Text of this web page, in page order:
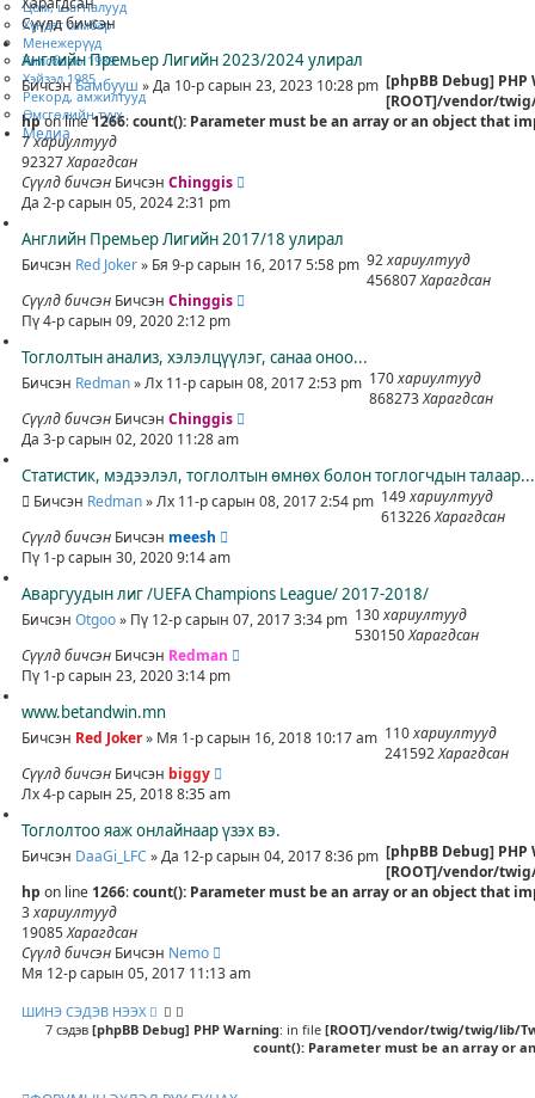
Цом, шагналууд
Хүндэт самбар
Менежерүүд
Хилсборо 1989
Хэйзэл 1985
Рекорд, амжилтууд
Өмсгөлийн түүх
Медиа
н
х
а
л
Сүүлд бичсэн
Английн Премьер Лигийн 2023/2024 улирал
БичсэнБамбууш » Да 10-р сарын 23, 2023 10:28 pm [phpBB Debug] PHP
[ROOT]/vendor/
hpon line1266:count(): Parameter must be an array or an object that
7хариултууд
92327Харагдсан
Сүүлд бичсэн Бичсэн Chinggis
Да 2-р сарын 05, 2024 2:31 pm
Английн Премьер Лигийн 2017/18 улирал
Бичсэн Red Joker» Бя 9-р сарын 16, 2017 5:58 pm 92хариултууд
456807Харагдсан
Сүүлд бичсэн Бичсэн Chinggis
Пү 4-р сарын 09, 2020 2:12 pm
Тоглолтын анализ, хэлэлцүүлэг, санаа оноо...
Бичсэн Redman» Лх 11-р сарын 08, 2017 2:53 pm 170хариултууд
868273Харагдсан
Сүүлд бичсэн Бичсэн Chinggis
Да 3-р сарын 02, 2020 11:28 am
Статистик, мэдээлэл, тоглолтын өмнөх болон тоглогчдын талаар...
Бичсэн Redman» Лх 11-р сарын 08, 2017 2:54 pm 149хариултууд
613226Харагдсан
Сүүлд бичсэн Бичсэн meesh
Пү 1-р сарын 30, 2020 9:14 am
Аваргуудын лиг /UEFA Champions League/ 2017-2018/
Бичсэн Otgoo» Пү 12-р сарын 07, 2017 3:34 pm 130хариултууд
530150Харагдсан
Сүүлд бичсэн Бичсэн Redman
Пү 1-р сарын 23, 2020 3:14 pm
www.betandwin.mn
Бичсэн Red Joker» Мя 1-р сарын 16, 2018 10:17 am 110хариултууд
241592Харагдсан
Сүүлд бичсэн Бичсэн biggy
Лх 4-р сарын 25, 2018 8:35 am
Тоглолтоо яаж онлайнаар үзэх вэ.
Бичсэн DaaGi_LFC » Да 12-р сарын 04, 2017 8:36 pm [phpBB Debug] PHP
[ROOT]/vendor/
hp on line 1266:count(): Parameter must be an array or an object that
3хариултууд
19085Харагдсан
Сүүлд бичсэн Бичсэн Nemo
Мя 12-р сарын 05, 2017 11:13 am
ШИНЭ СЭДЭВ НЭЭХ
7 сэдэв [phpBB Debug] PHP Warning: in file [ROOT]/vendor/twig/twig/lib/
count(): Parameter must be an array or